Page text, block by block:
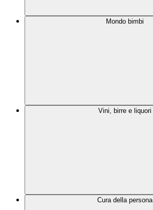
Mondo bimbi
Vini, birre e liquori
Cura della persona